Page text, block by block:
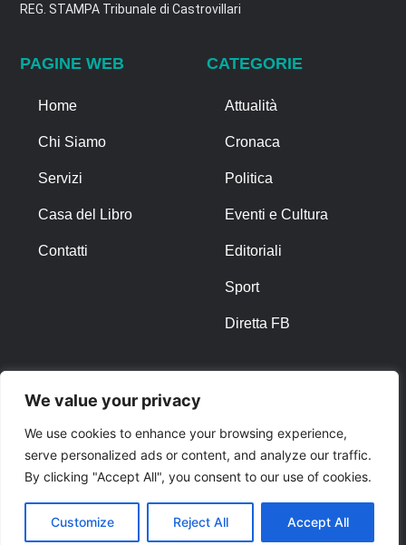
We value your privacy
We use cookies to enhance your browsing experience,
serve personalized ads or content, and analyze our traffic.
By clicking "Accept All", you consent to our use of cookies.
Customize Reject All Accept All
REG. STAMPA Tribunale di Castrovillari
PAGINE WEB
Home
Chi Siamo
Servizi
Casa del Libro
Contatti
CATEGORIE
Attualità
Cronaca
Politica
Eventi e Cultura
Editoriali
Sport
Diretta FB
Privacy Policy